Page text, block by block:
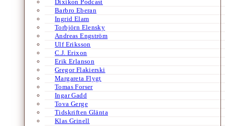
Dixikon Podcast
Barbro Eberan
Ingrid Elam
Torbjörn Elensky
Andreas Engström
Ulf Eriksson
C.J. Erixon
Erik Erlanson
Gregor Flakierski
Margareta Flygt
Tomas Forser
Ingar Gadd
Tova Gerge
Tidskriften Glänta
Klas Grinell